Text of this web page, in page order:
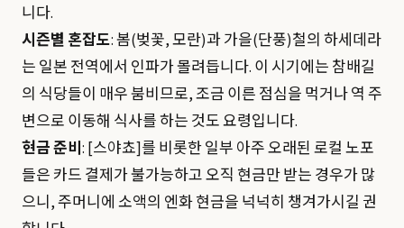
니다.
시즌별 혼잡도: 봄(벚꽃, 모란)과 가을(단풍)철의 하세데라
는 일본 전역에서 인파가 몰려듭니다. 이 시기에는 참배길
의 식당들이 매우 붐비므로, 조금 이른 점심을 먹거나 역 주
변으로 이동해 식사를 하는 것도 요령입니다.
현금 준비 : [스야쵸]를 비롯한 일부 아주 오래된 로컬 노포
들은 카드 결제가 불가능하고 오직 현금만 받는 경우가 많
으니, 주머니에 소액의 엔화 현금을 넉넉히 챙겨가시길 권